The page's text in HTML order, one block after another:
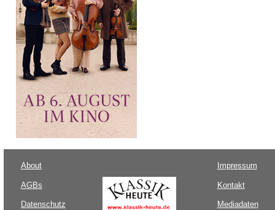
About
AGBs
Datenschutz
Impressum
Kontakt
Mediadaten